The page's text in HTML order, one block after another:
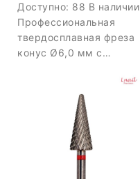
Доступно: 88 В наличии
Профессиональная
твердосплавная фреза
конус Ø6,0 мм с
насечкой Super Cut и
рабочей длиной 14,6
мм. Предназначена для
быстрого и
контролируемого снятия
геля, акрила и плотных